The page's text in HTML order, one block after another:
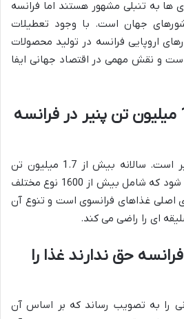
ها به تنبلی مشهور هستند اما فرانسه
جهان است. با وجود تعطیلات
اروپایی فرانسه در تولید محصولات
و نقش مهمی در اقتصاد جهانی ایفا
سالانه بیش از 1.7 میلیون تن پنیر در فرانسه
فرانسه بهشت عاشقان پنیر است. سالانه بیش از 1.7 میلیون تن
پنیر در این کشور تولید می شود که شامل بیش از 1600 نوع مختلف
اصلی غذاهای فرانسوی است و تنوع آن
ای را راضی می کند.
حق ندارند غذا را
قانونی را به تصویب رساند که بر اساس آن